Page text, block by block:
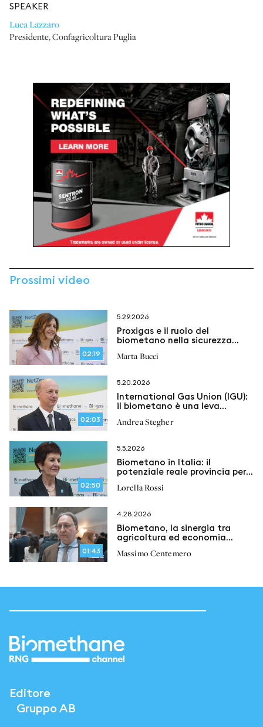
SPEAKER
Luca Lazzaro
Presidente,Confagricoltura Puglia
Prossimi video
02:19
5.29.2026
Proxigas e il ruolo del
biometano nella sicurezza
Marta Bucci
02:03
5.20.2026
International Gas Union (IGU):
il biometano è una leva
evoluzione
Andrea Stegher
02:50
5.5.2026
Biometano in Italia: il
potenziale reale provincia per
Lorella Rossi
01:43
4.28.2026
Biometano, la sinergia tra
agricoltura ed economia
Massimo Centemero
Editore
Gruppo AB